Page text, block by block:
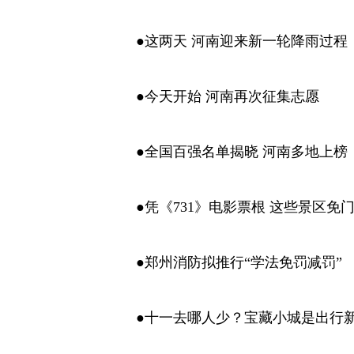
●这两天 河南迎来新一轮降雨过程
●今天开始 河南再次征集志愿
●全国百强名单揭晓 河南多地上榜
●凭《731》电影票根 这些景区免
●郑州消防拟推行“学法免罚减罚”
●十一去哪人少？宝藏小城是出行